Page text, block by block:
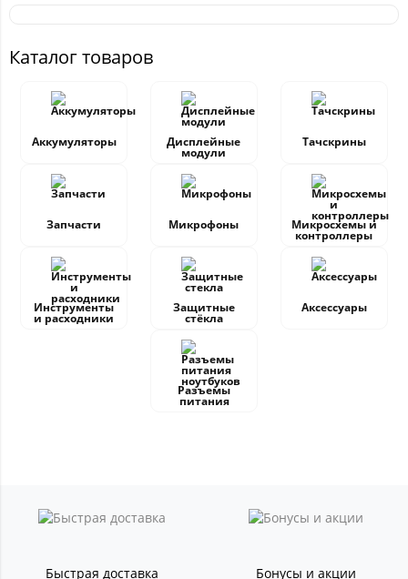
Каталог товаров
Аккумуляторы Дисплейные
модули
Тачскрины
Запчасти Микрофоны Микросхемы и
контроллеры
Инструменты
и расходники
Защитные
стёкла
Аксессуары
Разъемы
питания
Быстрая доставка
Бонусы и акции